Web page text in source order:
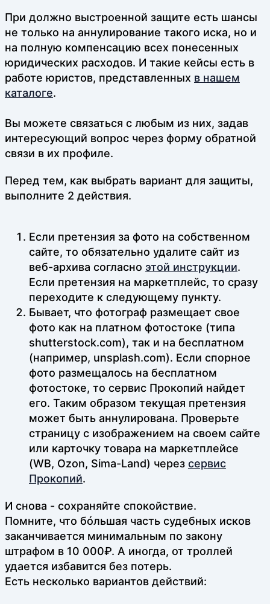
При должно выстроенной защите есть шансы
не только на аннулирование такого иска, но и
на полную компенсацию всех понесенных
юридических расходов. И такие кейсы есть в
работе юристов, представленных в нашем
каталоге.
Вы можете связаться с любым из них, задав
интересующий вопрос через форму обратной
связи в их профиле.
Перед тем, как выбрать вариант для защиты,
выполните 2 действия.
Если претензия за фото на собственном
сайте, то обязательно удалите сайт из
веб-архива согласно этой инструкции.
Если претензия на маркетплейс, то сразу
переходите к следующему пункту.
Бывает, что фотограф размещает свое
фото как на платном фотостоке (типа
shutterstock.com), так и на бесплатном
(например, unsplash.com). Если спорное
фото размещалось на бесплатном
фотостоке, то сервис Прокопий найдет
его. Таким образом текущая претензия
может быть аннулирована. Проверьте
страницу с изображением на своем сайте
или карточку товара на маркетплейсе
(WB, Ozon, Sima-Land) через сервис
Прокопий.
И снова - сохраняйте спокойствие.
Помните, что бóльшая часть судебных исков
заканчивается минимальным по закону
штрафом в 10 000₽. А иногда, от троллей
удается избавится без потерь.
Есть несколько вариантов действий: